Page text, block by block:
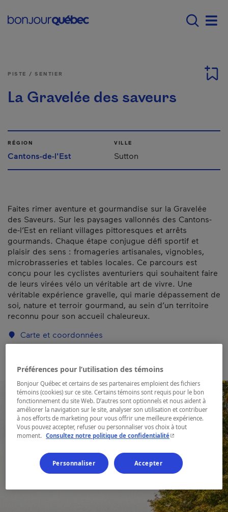
Main navigation -
PISTE / SENTIER
La Gravelée des saveurs
RÉGION
Cantons-de-l'Est
VILLE
Sutton
Faites rimer aventure et gourmandise sur la Gravelée
des Saveurs. Sur les paysages vallonnés des Cantons-
de-l’Est en reliant villages pittoresques et arrêts
gourmands. Chaque étape conjugue défi sportif et
plaisir des sens : fromageries artisanales, vignobles,
microbrasseries et tables locales. Ce parcours est
conçu pour les cyclistes aventuriers qui souhaitent faire
de leurs virées vélo un véritable art de vivre. Une
véritable expérience gravelle, qui marie dépassement de
soi, nature et terroir gourmand, au sein d’un territoire
reconnu pour son accueil chaleureux.
Carte et coordonnées
Préférences pour l’utilisation des témoins
Bonjour Québec et certains de ses partenaires emploient des fichiers
témoins (cookies) sur ce site. Certains témoins sont requis pour le bon
fonctionnement du site Web. D’autres sont optionnels et nous aident à
améliorer la navigation sur le site, analyser son utilisation et contribuer
à nos efforts de marketing pour vous offrir une meilleure expérience.
Vous pouvez accepter, refuser ou personnaliser vos choix à tout
moment. Consultez notre politique de confidentialité- Cet hyperlien
Personnaliser Accepter